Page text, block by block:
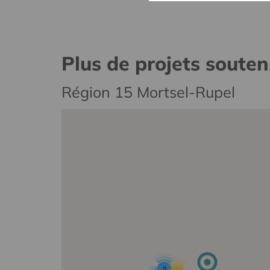
Plus de projets
Région 15 Mortsel-Rupel